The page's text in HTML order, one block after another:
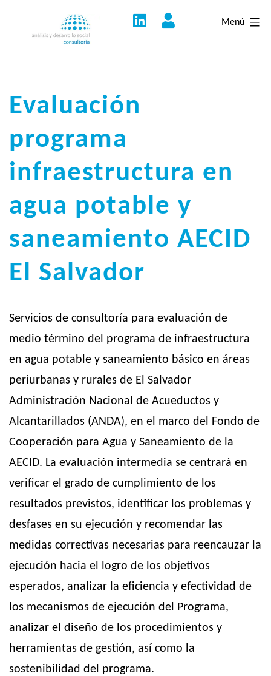
Menú
Evaluación
programa
infraestructura en
agua potable y
saneamiento AECID
El Salvador
Servicios de consultoría para evaluación de
medio término del programa de infraestructura
en agua potable y saneamiento básico en áreas
periurbanas y rurales de El Salvador
Administración Nacional de Acueductos y
Alcantarillados (ANDA), en el marco del Fondo de
Cooperación para Agua y Saneamiento de la
AECID. La evaluación intermedia se centrará en
verificar el grado de cumplimiento de los
resultados previstos, identificar los problemas y
desfases en su ejecución y recomendar las
medidas correctivas necesarias para reencauzar la
ejecución hacia el logro de los objetivos
esperados, analizar la eficiencia y efectividad de
los mecanismos de ejecución del Programa,
analizar el diseño de los procedimientos y
herramientas de gestión, así como la
sostenibilidad del programa.